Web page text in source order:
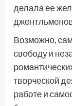
делала ее
Возможно,
свободу и
творческой
работе и